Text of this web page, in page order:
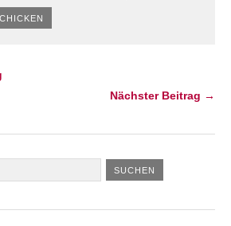
Nächster Beitrag →